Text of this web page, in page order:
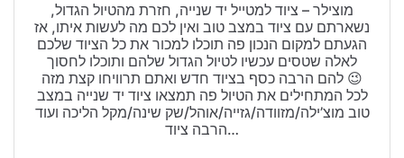
מוצילר – ציוד למטייל יד שנייה, חזרת מהטיול הגדול,
נשארתם עם ציוד במצב טוב ואין לכם מה לעשות איתו, אז
הגעתם למקום הנכון פה תוכלו למכור את כל הציוד שלכם
לאלה שטסים עכשיו לטיול הגדול שלהם ותוכלו לחסוך
להם הרבה כסף בציוד חדש ואתם תרוויחו קצת מזה 😉
לכל המתחילים את הטיול פה תמצאו ציוד יד שנייה במצב
טוב מוצ’ילה/מזוודה/גזייה/אוהל/שק שינה/מקל הליכה ועוד
הרבה ציוד…